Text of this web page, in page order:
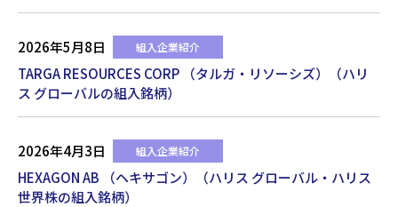
2026年5月8日 組入企業紹介
TARGA RESOURCES CORP （タルガ・リソーシズ）（ハリ
ス グローバルの組入銘柄）
2026年4月3日 組入企業紹介
HEXAGON AB （ヘキサゴン）（ハリス グローバル・ハリス
世界株の組入銘柄）